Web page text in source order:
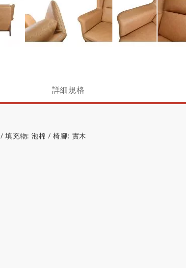
像
庫
頭
詳細規格
填充物: 泡棉 / 椅腳: 實木